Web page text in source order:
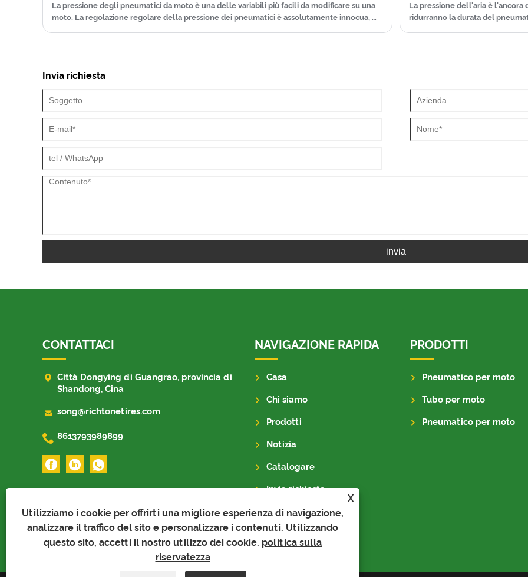
La pressione degli pneumatici da moto è una delle variabili più facili da modificare su una
moto. La regolazione regolare della pressione dei pneumatici è assolutamente innocua, ma
La pressione dell'aria è l'ancora
ridurranno la durata del
Invia richiesta
invia
X
Utilizziamo i cookie per offrirti una migliore esperienza di navigazione,
analizzare il traffico del sito e personalizzare i contenuti. Utilizzando
questo sito, accetti il ​​nostro utilizzo dei cookie. politica sulla
riservatezza
CONTATTACI
 Città Dongying di Guangrao, provincia di
Shandong, Cina
 song@richtonetires.com
 8613793989899
NAVIGAZIONE RAPIDA
Casa
Chi siamo
Prodotti
Notizia
Catalogare
Invia richiesta
Contattaci
PRODOTTI
Pneumatico per moto
Tubo per moto
Pneumatico per moto